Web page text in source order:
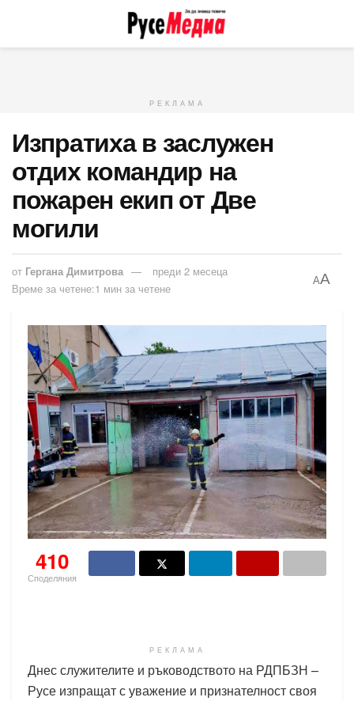
РЕКЛАМА
Изпратиха в заслужен
отдих командир на
пожарен екип от Две
могили
от Гергана Димитрова
преди 2 месеца
Време за четене:1 мин за четене
AA
410
Споделяния
РЕКЛАМА
Днес служителите и ръководството на РДПБЗН –
Русе изпращат с уважение и признателност своя